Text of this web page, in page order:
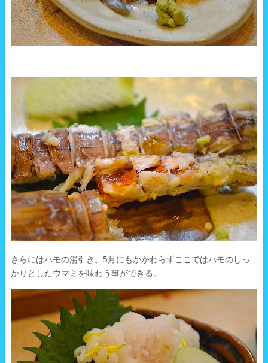
さらにはハモの湯引き。5月にもかかわらずここではハモのしっ
かりとしたウマミを味わう事ができる。